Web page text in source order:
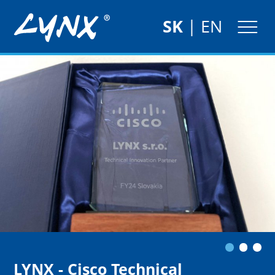
SK| EN
LYNX - Cisco Technical
LYNX získal ocenenie
LYNX MIDS